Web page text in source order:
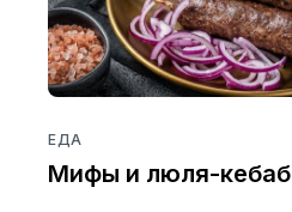
ЕДА
Мифы и люля-кебаб